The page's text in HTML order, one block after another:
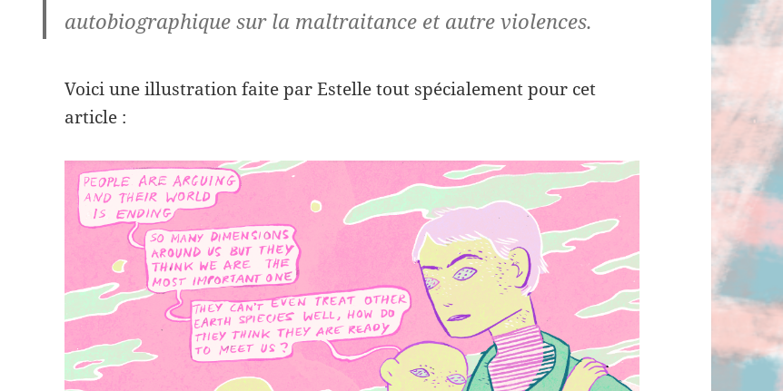
autobiographique sur la maltraitance et autre violences.
Voici une illustration faite par Estelle tout spécialement pour cet
article :